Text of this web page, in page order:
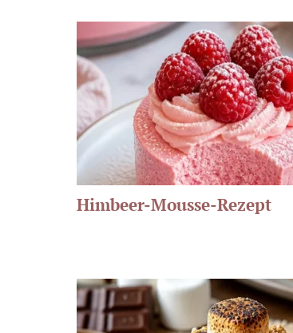
Himbeer-Mousse-Rezept